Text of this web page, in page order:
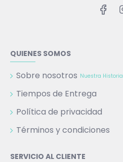
QUIENES SOMOS
Sobre nosotros Nuestra Historia
Tiempos de Entrega
Política de privacidad
Términos y condiciones
SERVICIO AL CLIENTE